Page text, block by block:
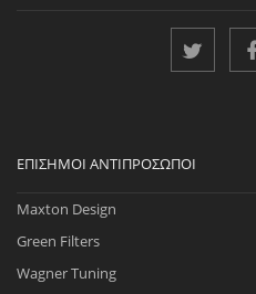
ΕΠΊΣΗΜΟΙ ΑΝΤΙΠΡΌΣΩΠΟΙ
Maxton Design
Green Filters
Wagner Tuning